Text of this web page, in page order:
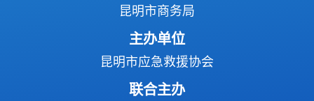
昆明市商务局
主办单位
昆明市应急救援协会
联合主办